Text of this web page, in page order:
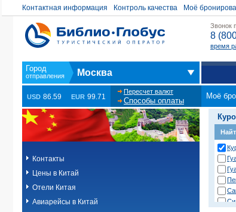
Контактная информация Контроль качества Моё
Звонок
8
время
Москва
USD 86.59 EUR 99.71
Пересчет валют
Способы оплаты
Моё
Контакты
Цены в Китай
Отели Китая
Авиарейсы в Китай